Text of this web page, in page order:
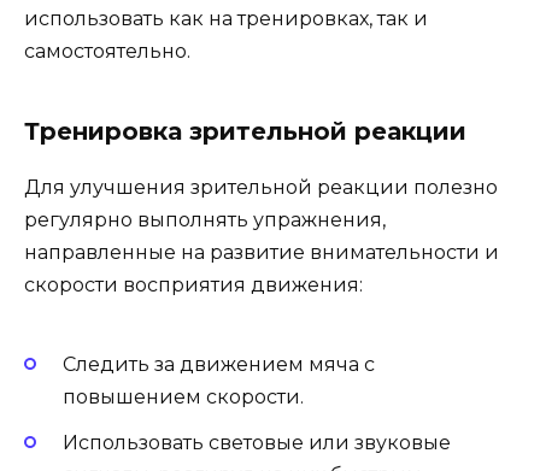
использовать как на тренировках, так и
самостоятельно.
Тренировка зрительной реакции
Для улучшения зрительной реакции полезно
регулярно выполнять упражнения,
направленные на развитие внимательности и
скорости восприятия движения:
Следить за движением мяча с
повышением скорости.
Использовать световые или звуковые